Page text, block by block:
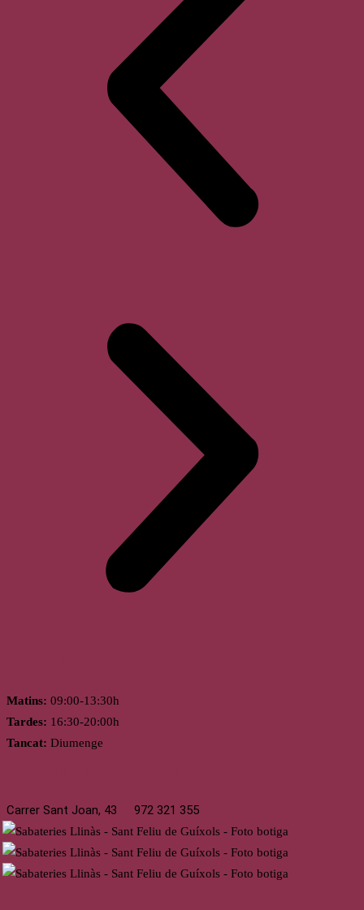
Matins: 09:00-13:30h
Tardes: 16:30-20:00h
Tancat: Diumenge
Carrer Sant Joan, 43 972 321 355